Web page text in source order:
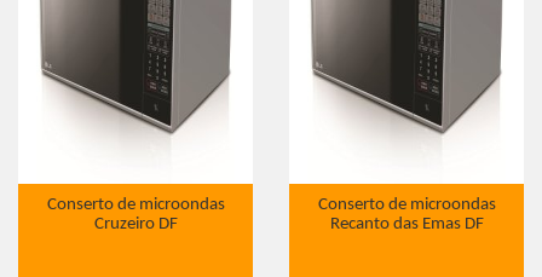
Conserto de microondas
Cruzeiro DF
Conserto de microondas
Recanto das Emas DF